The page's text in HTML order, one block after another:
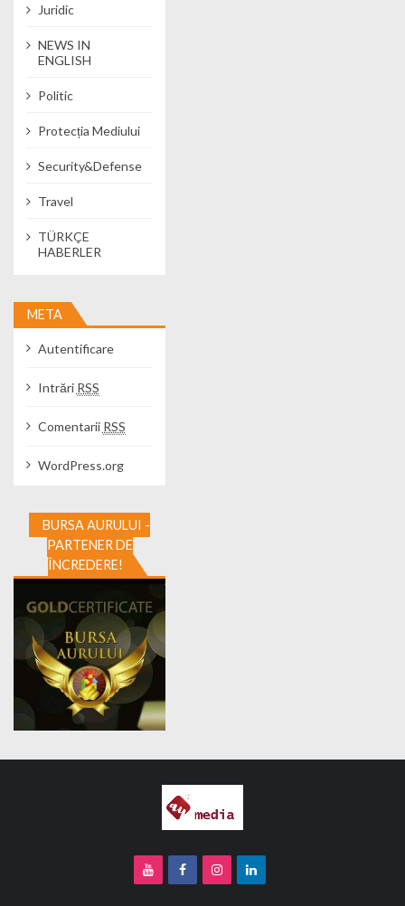
Juridic
NEWS IN
ENGLISH
Politic
Protecția Mediului
Security&Defense
Travel
TÜRKÇE
HABERLER
META
Autentificare
Intrări RSS
Comentarii RSS
WordPress.org
BURSA AURULUI -
PARTENER DE
ÎNCREDERE!